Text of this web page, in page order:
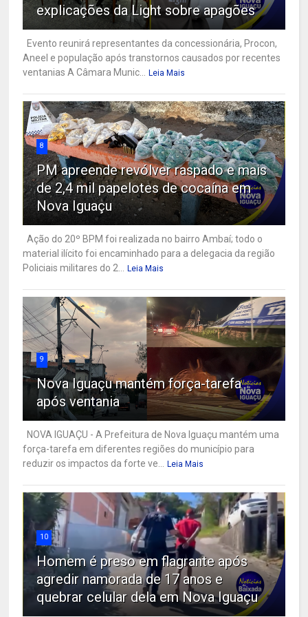
explicações da Light sobre apagões
Evento reunirá representantes da concessionária, Procon,
Aneel e população após transtornos causados por recentes
ventanias A Câmara Munic... Leia Mais
8
PM apreende revólver raspado e mais
de 2,4 mil papelotes de cocaína em
Nova Iguaçu
Ação do 20º BPM foi realizada no bairro Ambaí; todo o
material ilícito foi encaminhado para a delegacia da região
Policiais militares do 2... Leia Mais
9
Nova Iguaçu mantém força-tarefa
após ventania
NOVA IGUAÇU - A Prefeitura de Nova Iguaçu mantém uma
força-tarefa em diferentes regiões do município para
reduzir os impactos da forte ve... Leia Mais
10
Homem é preso em flagrante após
agredir namorada de 17 anos e
quebrar celular dela em Nova Iguaçu